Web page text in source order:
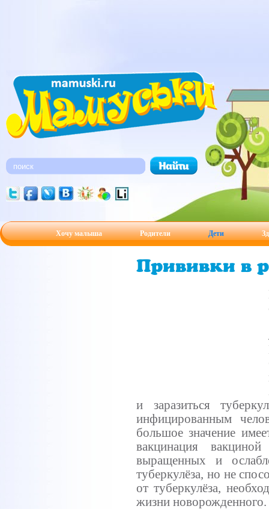
Хочу малыша Родители Дети
Прививки в
и заразиться
инфицированным
большое значение
вакцинация
вакциной
выращенных и
туберкулёза, но не
от туберкулёза,
жизни новорожденного.